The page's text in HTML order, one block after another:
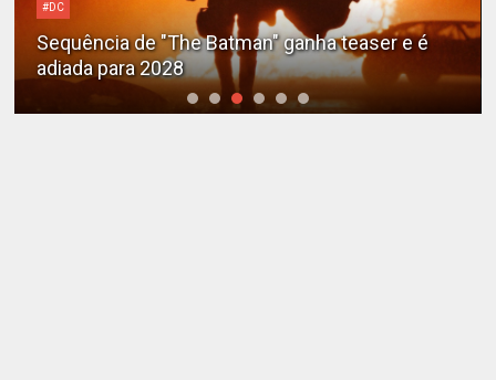
Alejandro G. Iñárritu
Tom Cruise surge totalmente irreconhecível e
calvo no trailer caótico de 'Digger'